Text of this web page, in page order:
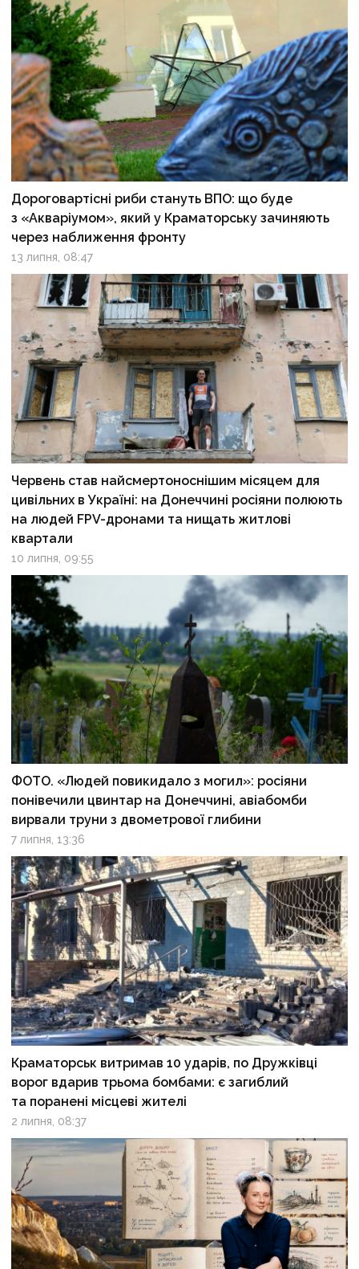
Дороговартісні риби стануть ВПО: що буде
з «Акваріумом», який у Краматорську зачиняють
через наближення фронту
13 липня, 08:47
Червень став найсмертоноснішим місяцем для
цивільних в Україні: на Донеччині росіяни полюють
на людей FPV-дронами та нищать житлові
квартали
10 липня, 09:55
ФОТО. «Людей повикидало з могил»: росіяни
понівечили цвинтар на Донеччині, авіабомби
вирвали труни з двометрової глибини
7 липня, 13:36
Краматорськ витримав 10 ударів, по Дружківці
ворог вдарив трьома бомбами: є загиблий
та поранені місцеві жителі
2 липня, 08:37